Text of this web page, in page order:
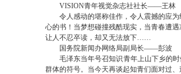
VISION青年视觉杂志社社长——王林
令人感动的堪称佳作，令人震撼的应为
心的书！当梦想碰撞残酷现实，当青春遭
让人不忍卒读，却又无法放下……
国务院新闻办网络局副局长——彭波
毛泽东当年号召知识青年上山下乡的时
群体的符号。当今天再谈起知青们面对过